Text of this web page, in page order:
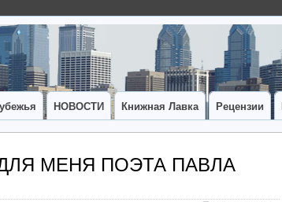
НОВОСТИ Книжная Лавка Рецензии
ДЛЯ МЕНЯ ПОЭТА ПАВЛА